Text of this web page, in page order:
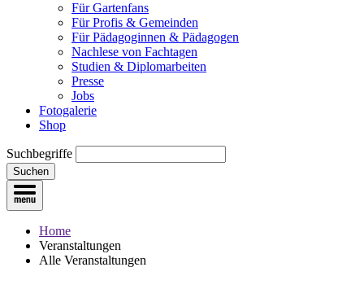
Für Gartenfans
Für Profis & Gemeinden
Für Pädagoginnen & Pädagogen
Nachlese von Fachtagen
Studien & Diplomarbeiten
Presse
Jobs
Fotogalerie
Shop
Suchbegriffe
Suchen
Home
Veranstaltungen
Alle Veranstaltungen